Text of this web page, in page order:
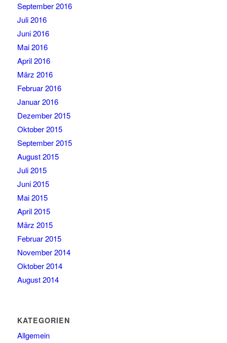
September 2016
Juli 2016
Juni 2016
Mai 2016
April 2016
März 2016
Februar 2016
Januar 2016
Dezember 2015
Oktober 2015
September 2015
August 2015
Juli 2015
Juni 2015
Mai 2015
April 2015
März 2015
Februar 2015
November 2014
Oktober 2014
August 2014
KATEGORIEN
Allgemein